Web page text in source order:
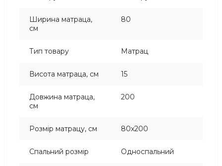
Ширина матраца,
см
80
Тип товару Матрац
Висота матраца, см 15
Довжина матраца,
см
200
Розмір матрацу, см 80х200
Спальний розмір Односпальний